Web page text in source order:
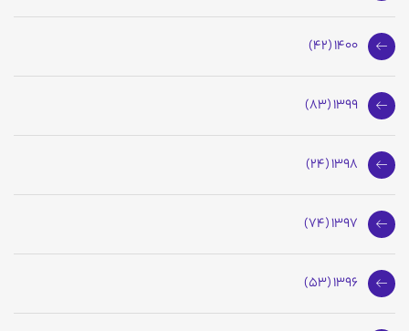
1400 (42)
1399 (83)
1398 (24)
1397 (74)
1396 (53)